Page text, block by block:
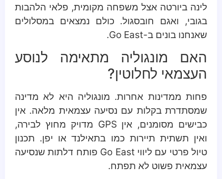
לינה ביורטה אצל משפחה מקומית, פלאי הלהבות
בגובי, ואגם חובסגול. כולם נמצאים במסלולים
שאנחנו בונים ב-Go East.
האם מונגוליה מתאימה לנוסע
העצמאי לחלוטין?
פחות ממדינות אחרות. מונגוליה היא לא מדינה
שמסתדרת בקלות עם נסיעה עצמאית מלאה. אין
כבישים מסומנים, אין GPS מדויק מחוץ לבירה,
ואין תשתית תיירות כמו בתאילנד או יפן. תכנון
טיול פרטי עם ליווי Go East פותח דלתות שנסיעה
עצמאית פשוט לא תפתח.